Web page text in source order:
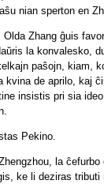
nian sperton en
Zhang ĝuis
la konvalesko,
paŝojn, kiam,
kvina de aprilo, kaj
insistis pri sia
Pekino.
la
ke li deziras